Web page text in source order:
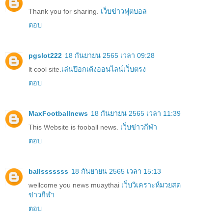
Thank you for sharing. เว็บข่าวฟุตบอล
ตอบ
pgslot222 18 กันยายน 2565 เวลา 09:28
lt cool site.เล่นป๊อกเด้งออนไลน์เว็บตรง
ตอบ
MaxFootballnews 18 กันยายน 2565 เวลา 11:39
This Website is fooball news. เว็บข่าวกีฬา
ตอบ
ballsssssss 18 กันยายน 2565 เวลา 15:13
wellcome you news muaythai เว็บวิเคราะห์มวยสด
ข่าวกีฬา
ตอบ